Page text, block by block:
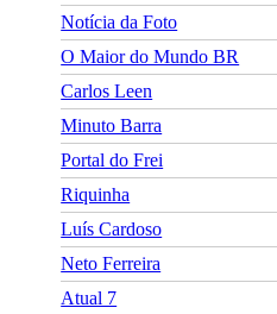
Notícia da Foto
O Maior do Mundo BR
Carlos Leen
Minuto Barra
Portal do Frei
Riquinha
Luís Cardoso
Neto Ferreira
Atual 7